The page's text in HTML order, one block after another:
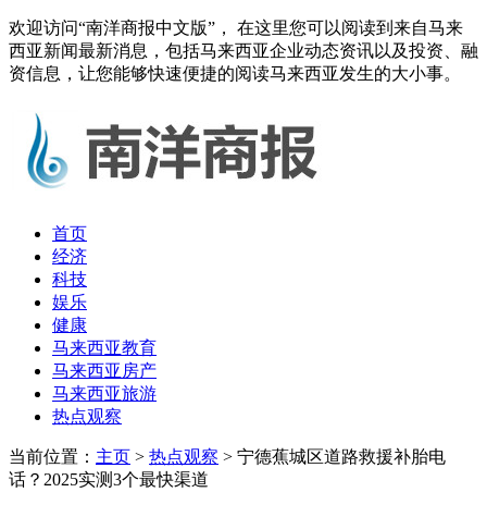
欢迎访问“南洋商报中文版”， 在这里您可以阅读到来自马来
西亚新闻最新消息，包括马来西亚企业动态资讯以及投资、融
资信息，让您能够快速便捷的阅读马来西亚发生的大小事。
首页
经济
科技
娱乐
健康
马来西亚教育
马来西亚房产
马来西亚旅游
热点观察
当前位置： 主页 > 热点观察 > 宁德蕉城区道路救援补胎电
话？2025实测3个最快渠道